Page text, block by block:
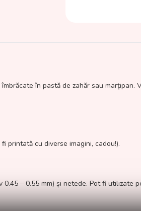
în pastă de zahăr sau
printată cu diverse imagini, cadou!).
0.45 – 0.55 mm) și netede. Pot fi